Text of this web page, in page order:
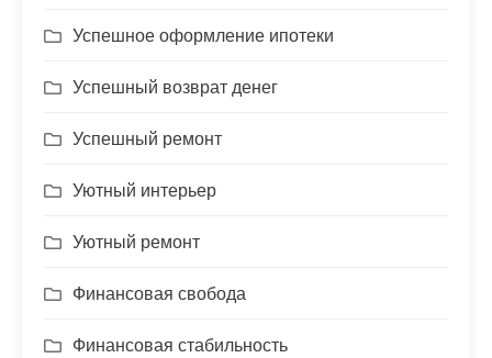
Успешное оформление ипотеки
Успешный возврат денег
Успешный ремонт
Уютный интерьер
Уютный ремонт
Финансовая свобода
Финансовая стабильность